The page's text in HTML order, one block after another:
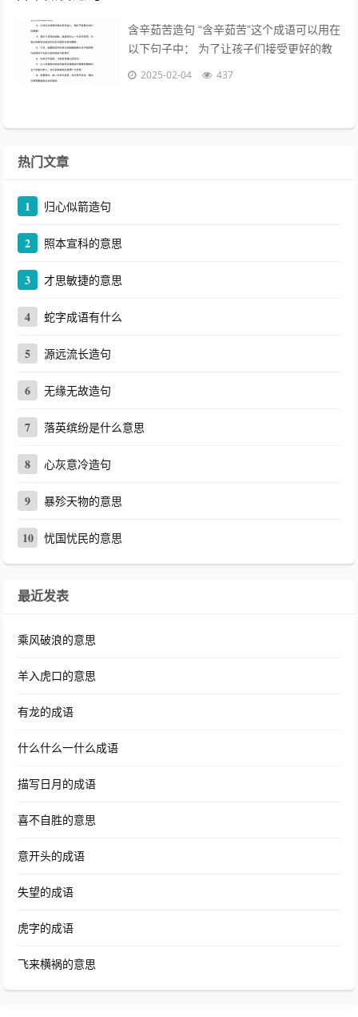
含辛茹苦造句 “含辛茹苦”这个成语可以用在
以下句子中： 为了让孩子们接受更好的教
育，父母们含辛茹苦地工作，省吃俭用。
2025-02-04 437
热门文章
1 归心似箭造句
2 照本宣科的意思
3 才思敏捷的意思
4 蛇字成语有什么
5 源远流长造句
6 无缘无故造句
7 落英缤纷是什么意思
8 心灰意冷造句
9 暴殄天物的意思
10 忧国忧民的意思
最近发表
乘风破浪的意思
羊入虎口的意思
有龙的成语
什么什么一什么成语
描写日月的成语
喜不自胜的意思
意开头的成语
失望的成语
虎字的成语
飞来横祸的意思